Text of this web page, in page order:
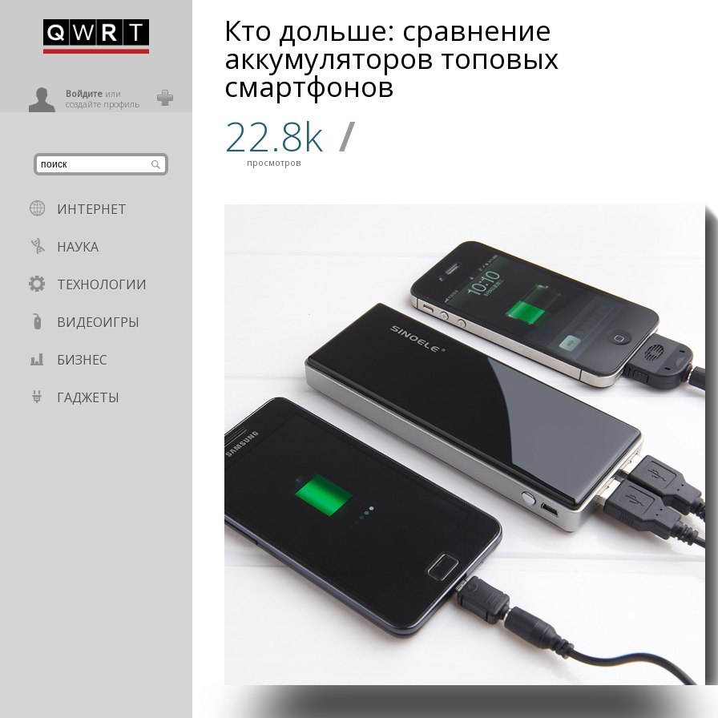
Войдитеили
создайте профиль
ИНТЕРНЕТ
НАУКА
ТЕХНОЛОГИИ
ВИДЕОИГРЫ
БИЗНЕС
ГАДЖЕТЫ
Кто дольше: сравнение
аккумуляторов топовых
смартфонов
22.8k
просмотров /